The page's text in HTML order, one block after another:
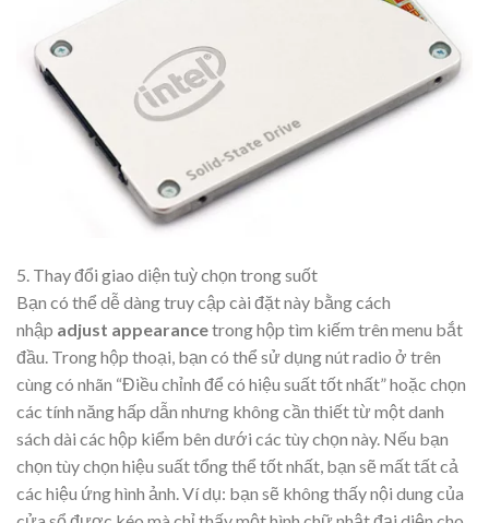
5. Thay đổi giao diện tuỳ chọn trong suốt
Bạn có thể dễ dàng truy cập cài đặt này bằng cách
nhập adjust appearancetrong hộp tìm kiếm trên menu bắt
đầu. Trong hộp thoại, bạn có thể sử dụng nút radio ở trên
cùng có nhãn “Điều chỉnh để có hiệu suất tốt nhất” hoặc chọn
các tính năng hấp dẫn nhưng không cần thiết từ một danh
sách dài các hộp kiểm bên dưới các tùy chọn này. Nếu bạn
chọn tùy chọn hiệu suất tổng thể tốt nhất, bạn sẽ mất tất cả
các hiệu ứng hình ảnh. Ví dụ: bạn sẽ không thấy nội dung của